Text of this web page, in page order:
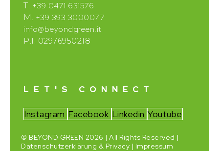
T. +39 0471 631576
M. +39 393 3000077
info@beyondgreen.it
P.I. 02976950218
LET'S CONNECT
Instagram Facebook Linkedin Youtube
© BEYOND GREEN 2026 | All Rights Reserved |
Datenschutzerklärung & Privacy | Impressum